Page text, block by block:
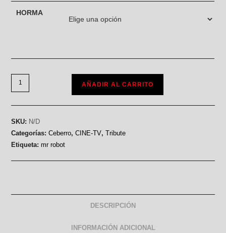
HORMA
AÑADIR AL CARRITO
SKU: N/D
Categorías:Ceberro,CINE-TV,Tribute
Etiqueta:mr robot
DESCRIPCIÓN
INFORMACIÓN ADICIONAL